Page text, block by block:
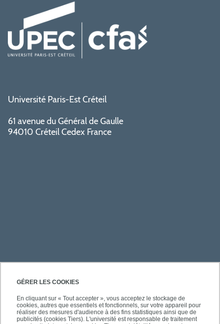
GÉRER LES COOKIES
En cliquant sur « Tout accepter », vous acceptez le stockage de
cookies, autres que essentiels et fonctionnels, sur votre appareil pour
réaliser des mesures d'audience à des fins statistiques ainsi que de
publicités (cookies Tiers). L'université est responsable de traitement
Université Paris-Est Créteil
61 avenue du Général de Gaulle
94010 Créteil Cedex France
PRATIQUE
À PROPOS DE L'UPEC